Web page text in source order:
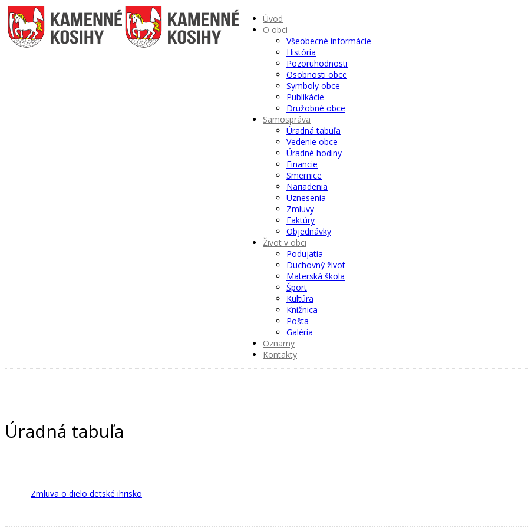
Úvod
O obci
Všeobecné informácie
História
Pozoruhodnosti
Osobnosti obce
Symboly obce
Publikácie
Družobné obce
Samospráva
Úradná tabuľa
Vedenie obce
Úradné hodiny
Financie
Smernice
Nariadenia
Uznesenia
Zmluvy
Faktúry
Objednávky
Život v obci
Podujatia
Duchovný život
Materská škola
Šport
Kultúra
Knižnica
Pošta
Galéria
Oznamy
Kontakty
Úradná tabuľa
Zmluva o dielo detské ihrisko